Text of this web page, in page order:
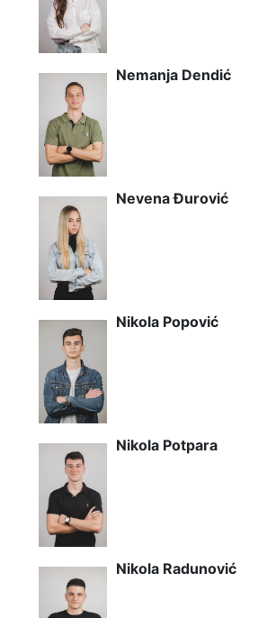
Nemanja Dendić
Nevena Đurović
Nikola Popović
Nikola Potpara
Nikola Radunović